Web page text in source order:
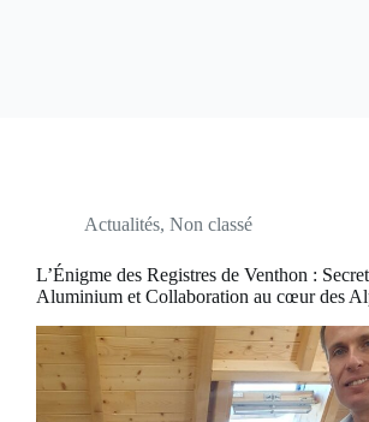
Actualités, Non classé
L’Énigme des Registres de Venthon :
Aluminium et Collaboration au cœur des